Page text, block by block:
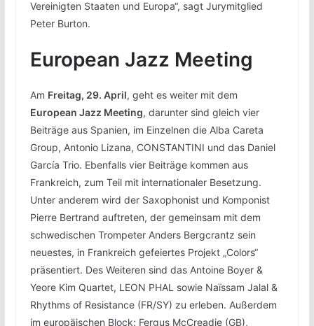
Vereinigten Staaten und Europa“, sagt Jurymitglied
Peter Burton.
European Jazz Meeting
Am Freitag, 29. April, geht es weiter mit dem
European Jazz Meeting, darunter sind gleich vier
Beiträge aus Spanien, im Einzelnen die Alba Careta
Group, Antonio Lizana, CONSTANTINI und das Daniel
García Trio. Ebenfalls vier Beiträge kommen aus
Frankreich, zum Teil mit internationaler Besetzung.
Unter anderem wird der Saxophonist und Komponist
Pierre Bertrand auftreten, der gemeinsam mit dem
schwedischen Trompeter Anders Bergcrantz sein
neuestes, in Frankreich gefeiertes Projekt „Colors“
präsentiert. Des Weiteren sind das Antoine Boyer &
Yeore Kim Quartet, LEON PHAL sowie Naïssam Jalal &
Rhythms of Resistance (FR/SY) zu erleben. Außerdem
im europäischen Block: Fergus McCreadie (GB),